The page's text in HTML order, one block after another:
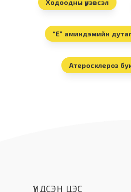
Ходоодны үрэвсэл
“Е” аминдэмийн
Атеросклероз
ҮНДСЭН ЦЭС